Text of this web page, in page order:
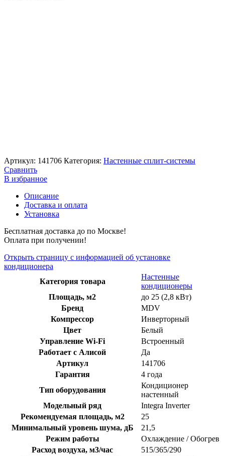
Артикул: 141706 Категория: Настенные сплит-системы
Сравнить
В избранное
Описание
Доставка и оплата
Установка
Бесплатная доставка до по Москве!
Оплата при получении!
Открыть страницу с информацией об установке
кондиционера
Категория товара
Настенные
кондиционеры
Площадь, м2
до 25 (2,8 кВт)
Бренд
MDV
Компрессор
Инверторный
Цвет
Белый
Управление Wi-Fi
Встроенный
Работает с Алисой
Да
Артикул
141706
Гарантия
4 года
Тип оборудования
Кондиционер
настенный
Модельный ряд
Integra Inverter
Рекомендуемая площадь, м2
25
Минимальный уровень шума, дБ
21,5
Режим работы
Охлаждение / Обогрев
Расход воздуха, м3/час
515/365/290